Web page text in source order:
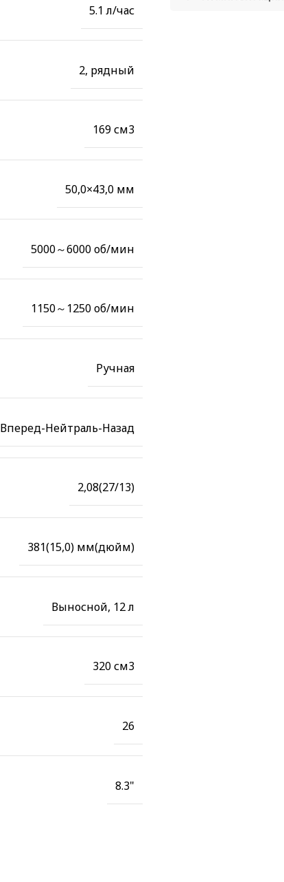
5.1 л/час
2, рядный
169 см3
50,0×43,0 мм
5000～6000 об/мин
1150～1250 об/мин
Ручная
Вперед-Нейтраль-Назад
2,08(27/13)
381(15,0) мм(дюйм)
Выносной, 12 л
320 см3
26
8.3"